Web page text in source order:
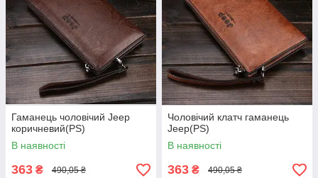
Гаманець чоловічий Jeep
коричневий(PS)
В наявності
363 ₴ 490,05 ₴
Чоловічий клатч гаманець
Jeep(PS)
В наявності
363 ₴ 490,05 ₴